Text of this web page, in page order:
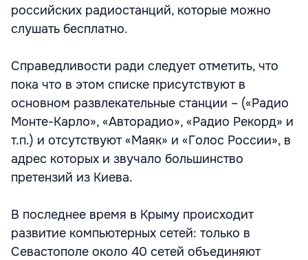
российских радиостанций, которые можно
слушать бесплатно.
Справедливости ради следует отметить, что
пока что в этом списке присутствуют в
основном развлекательные станции – («Радио
Монте-Карло», «Авторадио», «Радио Рекорд» и
т.п.) и отсутствуют «Маяк» и «Голос России», в
адрес которых и звучало большинство
претензий из Киева.
В последнее время в Крыму происходит
развитие компьютерных сетей: только в
Севастополе около 40 сетей объединяют